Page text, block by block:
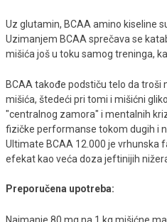
Uz glutamin, BCAA amino kiseline
Uzimanjem BCAA sprečava se
mišića još u toku samog treninga,
BCAA takođe podstiču telo da troši
mišića, štedeći pri tomi i mišićni
"centralnog zamora" i mentalnih
fizičke performanse tokom dugih i
Ultimate BCAA 12.000 je vrhunska
efekat kao veća doza jeftinijih
Preporučena upotreba: